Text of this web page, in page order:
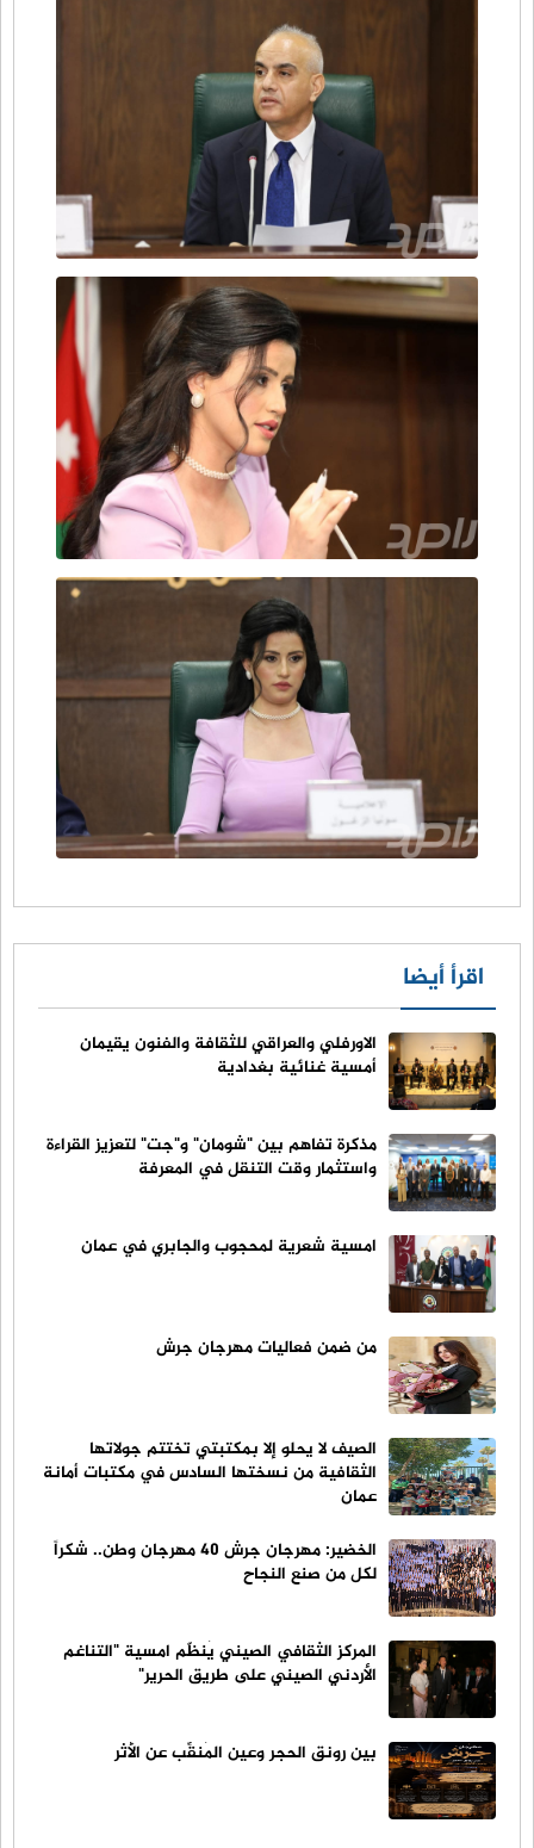
اقرأ أيضا
الاورفلي والعراقي للثقافة والفنون يقيمان
أمسية غنائية بغدادية
مذكرة تفاهم بين "شومان" و"جت" لتعزيز القراءة
واستثمار وقت التنقل في المعرفة
امسية شعرية لمحجوب والجابري في عمان
من ضمن فعاليات مهرجان جرش
الصيف لا يحلو إلا بمكتبتي تختتم جولاتها
الثقافية من نسختها السادس في مكتبات أمانة
عمان
الخضير: مهرجان جرش 40 مهرجان وطن.. شكراً
لكل من صنع النجاح
المركز الثقافي الصيني يُنظّم امسية "التناغم
الأردني الصيني على طريق الحرير"
بين رونق الحجر وعين المُنقِّب عن الأثر